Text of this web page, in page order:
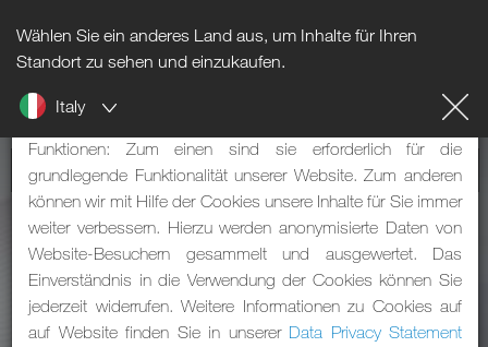
Wählen Sie ein anderes Land aus, um Inhalte für Ihren
Standort zu sehen und einzukaufen.
Italy
Hinweis zu Cookies
Unsere Webseite verwendet Cookies. Diese haben zwei
Funktionen: Zum einen sind sie erforderlich für die
grundlegende Funktionalität unserer Website. Zum anderen
können wir mit Hilfe der Cookies unsere Inhalte für Sie immer
weiter verbessern. Hierzu werden anonymisierte Daten von
Website-Besuchern gesammelt und ausgewertet. Das
Einverständnis in die Verwendung der Cookies können Sie
jederzeit widerrufen. Weitere Informationen zu Cookies auf
auf Website finden Sie in unserer Data Privacy Statement